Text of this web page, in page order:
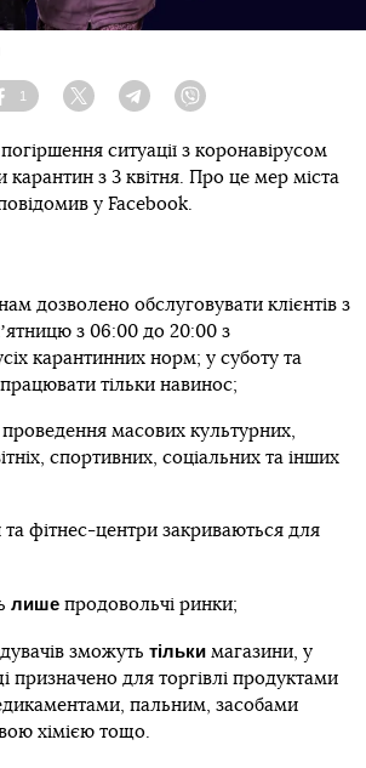
Facebook
1
Twitter TelegramViber
ситуації з коронавірусом
з 3 квітня. Про це мер міста
у Facebook.
дозволено обслуговувати клієнтів з
з 06:00 до 20:00 з
карантинних норм; у суботу та
тільки навинос;
масових культурних,
спортивних, соціальних та інших
та фітнес-центри закриваються для
лишепродовольчі ринки;
зможуть тількимагазини, у
призначено для торгівлі продуктами
пальним, засобами
хімією тощо.